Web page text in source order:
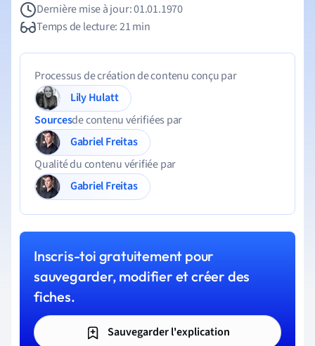
Dernière mise à jour: 01.01.1970
Temps de lecture: 21 min
Processus de création de contenu conçu par
Lily Hulatt
Sourcesde contenu vérifiées par
Gabriel Freitas
Qualité du contenu vérifiée par
Gabriel Freitas
Inscris-toi gratuitement pour
sauvegarder, modifier et créer des
fiches.
Sauvegarder l'explication